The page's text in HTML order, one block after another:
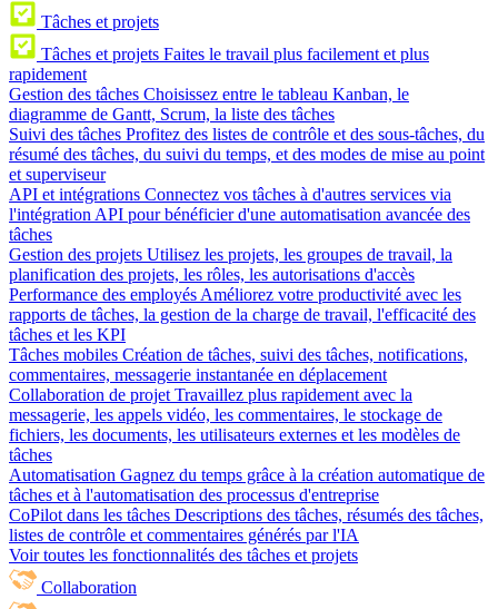
Tâches et projets
Tâches et projets Faites le travail plus facilement et plus
rapidement
Gestion des tâches Choisissez entre le tableau Kanban, le
diagramme de Gantt, Scrum, la liste des tâches
Suivi des tâches Profitez des listes de contrôle et des sous-tâches, du
résumé des tâches, du suivi du temps, et des modes de mise au point
et superviseur
API et intégrations Connectez vos tâches à d'autres services via
l'intégration API pour bénéficier d'une automatisation avancée des
tâches
Gestion des projets Utilisez les projets, les groupes de travail, la
planification des projets, les rôles, les autorisations d'accès
Performance des employés Améliorez votre productivité avec les
rapports de tâches, la gestion de la charge de travail, l'efficacité des
tâches et les KPI
Tâches mobiles Création de tâches, suivi des tâches, notifications,
commentaires, messagerie instantanée en déplacement
Collaboration de projet Travaillez plus rapidement avec la
messagerie, les appels vidéo, les commentaires, le stockage de
fichiers, les documents, les utilisateurs externes et les modèles de
tâches
Automatisation Gagnez du temps grâce à la création automatique de
tâches et à l'automatisation des processus d'entreprise
CoPilot dans les tâches Descriptions des tâches, résumés des tâches,
listes de contrôle et commentaires générés par l'IA
Voir toutes les fonctionnalités des tâches et projets
Collaboration